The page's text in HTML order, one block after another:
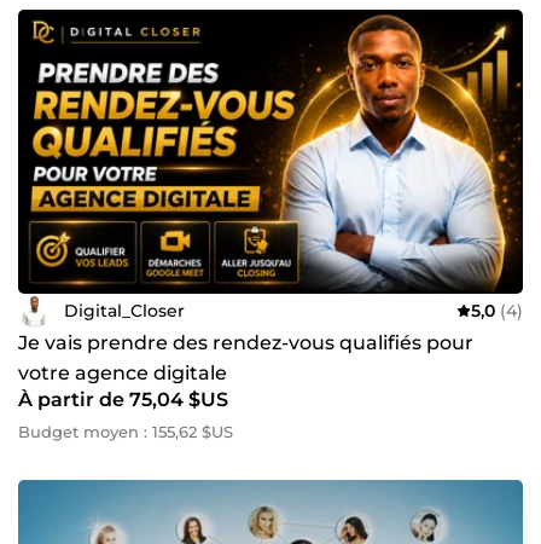
Digital_Closer 5,0 (4)
Je vais prendre des rendez-vous qualifiés pour
votre agence digitale
À partir de 75,04 $US
Budget moyen : 155,62 $US